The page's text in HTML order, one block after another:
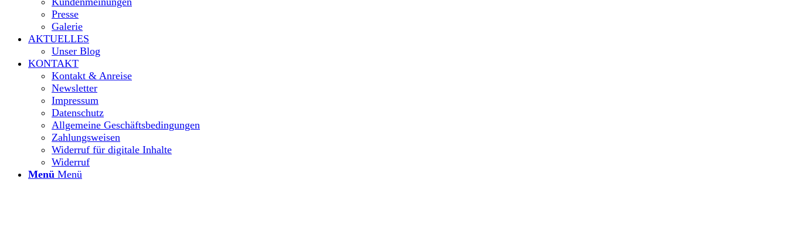
Presse
Galerie
AKTUELLES
Unser Blog
KONTAKT
Kontakt & Anreise
Newsletter
Impressum
Datenschutz
Allgemeine Geschäftsbedingungen
Zahlungsweisen
Widerruf für digitale Inhalte
Widerruf
Menü Menü